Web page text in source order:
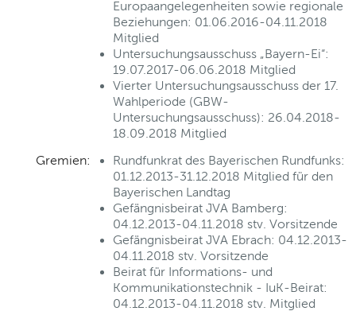
Europaangelegenheiten sowie regionale
Beziehungen: 01.06.2016-04.11.2018
Mitglied
Untersuchungsausschuss „Bayern-Ei“:
19.07.2017-06.06.2018 Mitglied
Vierter Untersuchungsausschuss der 17.
Wahlperiode (GBW-
Untersuchungsausschuss): 26.04.2018-
18.09.2018 Mitglied
Gremien:
Rundfunkrat des Bayerischen Rundfunks:
01.12.2013-31.12.2018 Mitglied für den
Bayerischen Landtag
Gefängnisbeirat JVA Bamberg:
04.12.2013-04.11.2018 stv. Vorsitzende
Gefängnisbeirat JVA Ebrach: 04.12.2013-
04.11.2018 stv. Vorsitzende
Beirat für Informations- und
Kommunikationstechnik - IuK-Beirat:
04.12.2013-04.11.2018 stv. Mitglied